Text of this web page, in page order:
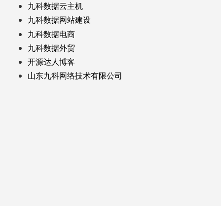
九科数据云主机
九科数据网站建设
九科数据电商
九科数据外贸
开源达人博客
山东九科网络技术有限公司